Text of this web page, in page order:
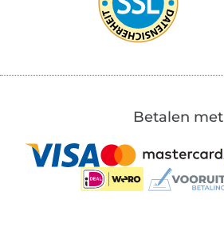
Betalen met